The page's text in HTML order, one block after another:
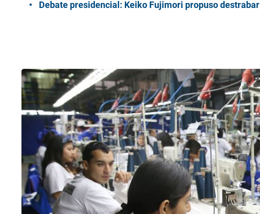
Debate presidencial: Keiko Fujimori propuso